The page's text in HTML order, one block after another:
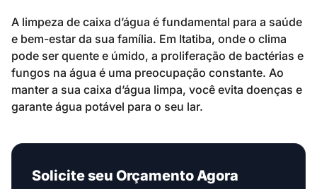
A limpeza de caixa d’água é fundamental para a saúde
e bem-estar da sua família. Em Itatiba, onde o clima
pode ser quente e úmido, a proliferação de bactérias e
fungos na água é uma preocupação constante. Ao
manter a sua caixa d’água limpa, você evita doenças e
garante água potável para o seu lar.
Solicite seu Orçamento Agora